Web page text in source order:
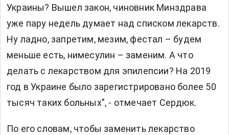
Украины? Вышел закон, чиновник Минздрава
уже пару недель думает над списком лекарств.
Ну ладно, запретим, мезим, фестал – будем
меньше есть, нимесулин – заменим. А что
делать с лекарством для эпилепсии? На 2019
год в Украине было зарегистрировано более 50
тысяч таких больных", - отмечает Сердюк.
По его словам, чтобы заменить лекарство